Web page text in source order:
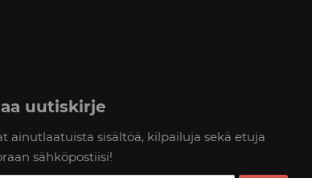
uutiskirje
ainutlaatuista sisältöä, kilpailuja sekä etuja
sähköpostiisi!